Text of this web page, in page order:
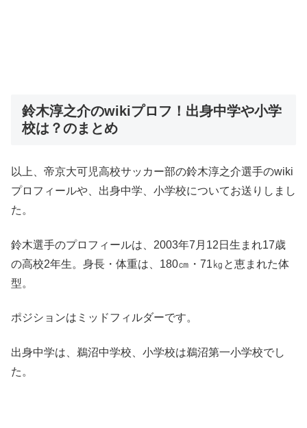
鈴木淳之介のwikiプロフ！出身中学や小学
校は？のまとめ
以上、帝京大可児高校サッカー部の鈴木淳之介選手のwiki
プロフィールや、出身中学、小学校についてお送りしまし
た。
鈴木選手のプロフィールは、2003年7月12日生まれ17歳
の高校2年生。身長・体重は、180㎝・71㎏と恵まれた体
型。
ポジションはミッドフィルダーです。
出身中学は、鵜沼中学校、小学校は鵜沼第一小学校でし
た。